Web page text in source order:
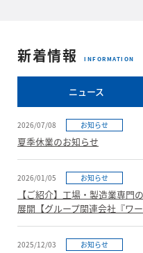
新着情報 INFORMATION
ニュース
2026/07/08 お知らせ
夏季休業のお知らせ
2026/01/05 お知らせ
【ご紹介】工場・製造業専門
展開【グループ関連会社『ワ
2025/12/03 お知らせ